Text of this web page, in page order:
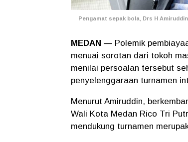
Pengamat sepak bola, Drs H
MEDAN — Polemik
menuai sorotan dari tokoh
menilai persoalan tersebut
penyelenggaraan turnamen
Menurut Amiruddin,
Wali Kota Medan Rico Tri
mendukung turnamen